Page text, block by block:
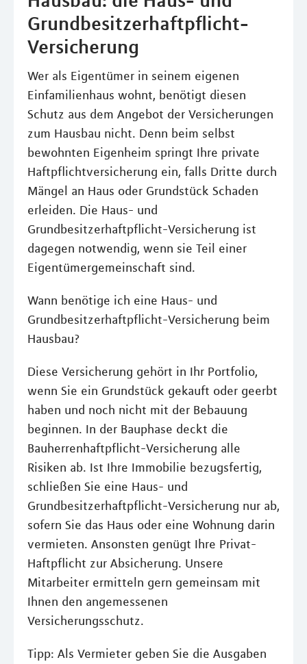
Grundbesitzerhaftpflicht-
Versicherung
Wer als Eigentümer in seinem eigenen
Einfamilienhaus wohnt, benötigt diesen
Schutz aus dem Angebot der Versicherungen
zum Hausbau nicht. Denn beim selbst
bewohnten Eigenheim springt Ihre private
Haftpflichtversicherung ein, falls Dritte durch
Mängel an Haus oder Grundstück Schaden
erleiden. Die Haus- und
Grundbesitzerhaftpflicht-Versicherung ist
dagegen notwendig, wenn sie Teil einer
Eigentümergemeinschaft sind.
Wann benötige ich eine Haus- und
Grundbesitzerhaftpflicht-Versicherung beim
Hausbau?
Diese Versicherung gehört in Ihr Portfolio,
wenn Sie ein Grundstück gekauft oder geerbt
haben und noch nicht mit der Bebauung
beginnen. In der Bauphase deckt die
Bauherrenhaftpflicht-Versicherung alle
Risiken ab. Ist Ihre Immobilie bezugsfertig,
schließen Sie eine Haus- und
Grundbesitzerhaftpflicht-Versicherung nur ab,
sofern Sie das Haus oder eine Wohnung darin
vermieten. Ansonsten genügt Ihre Privat-
Haftpflicht zur Absicherung. Unsere
Mitarbeiter ermitteln gern gemeinsam mit
Ihnen den angemessenen
Versicherungsschutz.
Tipp: Als Vermieter geben Sie die Ausgaben